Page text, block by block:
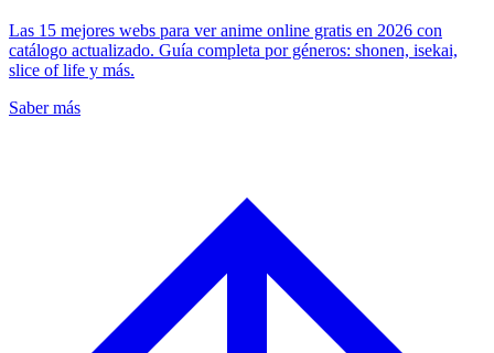
Las 15 mejores webs para ver anime online gratis en 2026 con
catálogo actualizado. Guía completa por géneros: shonen, isekai,
slice of life y más.
Saber más